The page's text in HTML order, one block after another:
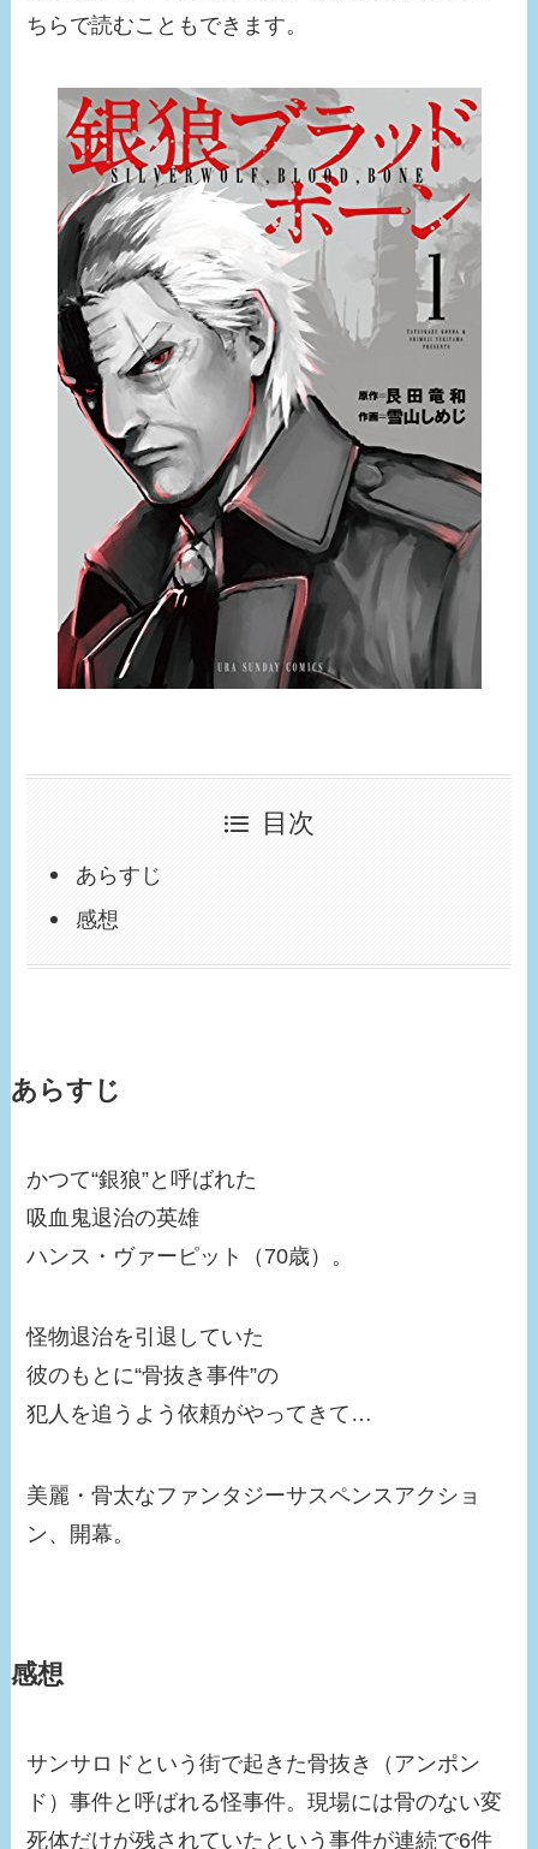
ちらで読むこともできます。
目次
あらすじ
感想
あらすじ
かつて“銀狼”と呼ばれた
吸血鬼退治の英雄
ハンス・ヴァーピット（70歳）。
怪物退治を引退していた
彼のもとに“骨抜き事件”の
犯人を追うよう依頼がやってきて…
美麗・骨太なファンタジーサスペンスアクショ
ン、開幕。
感想
サンサロドという街で起きた骨抜き（アンポン
ド）事件と呼ばれる怪事件。現場には骨のない変
死体だけが残されていたという事件が連続で6件